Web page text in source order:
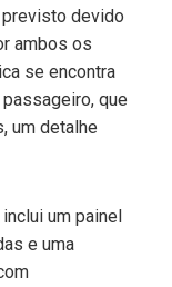
previsto devido
ambos os
se encontra
que
um detalhe
um painel
e uma